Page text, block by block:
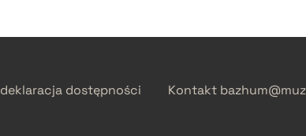
deklaracja dostępności Kontakt